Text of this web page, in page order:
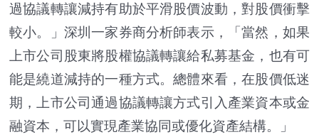
過協議轉讓減持有助於平滑股價波動，對股價衝擊
較小。」深圳一家券商分析師表示，「當然，如果
上市公司股東將股權協議轉讓給私募基金，也有可
能是繞道減持的一種方式。總體來看，在股價低迷
期，上市公司通過協議轉讓方式引入產業資本或金
融資本，可以實現產業協同或優化資產結構。」